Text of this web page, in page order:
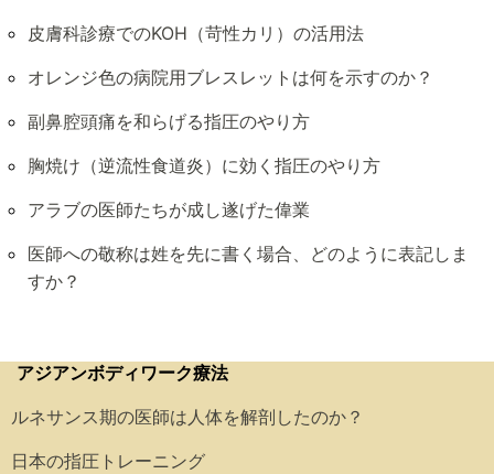
皮膚科診療でのKOH（苛性カリ）の活用法
オレンジ色の病院用ブレスレットは何を示すのか？
副鼻腔頭痛を和らげる指圧のやり方
胸焼け（逆流性食道炎）に効く指圧のやり方
アラブの医師たちが成し遂げた偉業
医師への敬称は姓を先に書く場合、どのように表記しま
すか？
アジアンボディワーク療法
ルネサンス期の医師は人体を解剖したのか？
日本の指圧トレーニング